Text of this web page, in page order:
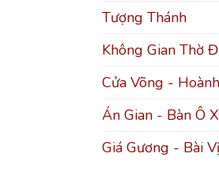
Tượng Thánh
Không Gian Thờ
Cửa Võng -
Án Gian - Bàn Ô
Giá Gương - Bài